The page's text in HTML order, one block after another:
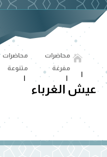
 محاضرات
مفرغة
محاضرات
متنوعة
عيش الغرباء